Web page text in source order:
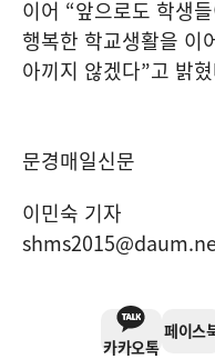
이어 “앞으로도 학생
행복한 학교생활을 이
아끼지 않겠다”고 밝
문경매일신문
이민숙 기자
카카오톡
페이스